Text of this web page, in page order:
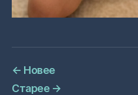
← Новее
Старее →